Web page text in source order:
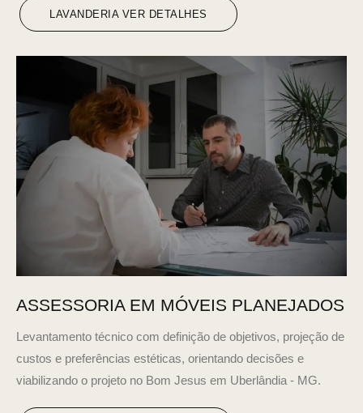
LAVANDERIA VER DETALHES
ASSESSORIA EM MÓVEIS PLANEJADOS
Levantamento técnico com definição de objetivos, projeção de
custos e preferências estéticas, orientando decisões e
viabilizando o projeto no Bom Jesus em Uberlândia - MG.